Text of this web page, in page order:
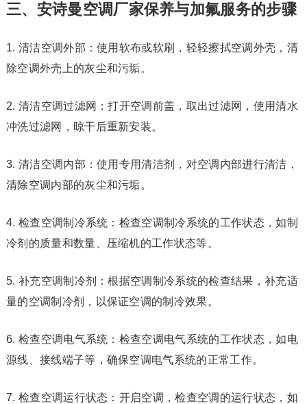
三、安诗曼空调厂家保养与加氟服务的步骤
1. 清洁空调外部：使用软布或软刷，轻轻擦拭空调外壳，清
除空调外壳上的灰尘和污垢。
2. 清洁空调过滤网：打开空调前盖，取出过滤网，使用清水
冲洗过滤网，晾干后重新安装。
3. 清洁空调内部：使用专用清洁剂，对空调内部进行清洁，
清除空调内部的灰尘和污垢。
4. 检查空调制冷系统：检查空调制冷系统的工作状态，如制
冷剂的质量和数量、压缩机的工作状态等。
5. 补充空调制冷剂：根据空调制冷系统的检查结果，补充适
量的空调制冷剂，以保证空调的制冷效果。
6. 检查空调电气系统：检查空调电气系统的工作状态，如电
源线、接线端子等，确保空调电气系统的正常工作。
7. 检查空调运行状态：开启空调，检查空调的运行状态，如